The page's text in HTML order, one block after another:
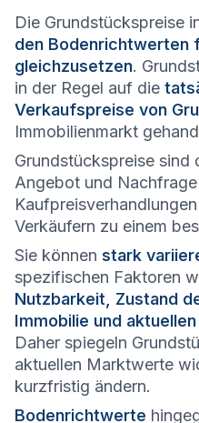
Die Grundstückspreise
den Bodenrichtwerten
gleichzusetzen.
in der Regel auf die
Verkaufspreise von
Immobilienmarkt
Grundstückspreise sind
Angebot und
Verkäufern zu einem
Sie können stark
spezifischen Faktoren
Nutzbarkeit, Zustand
Immobilie und
Daher spiegeln
aktuellen Marktwerte
kurzfristig ändern.
Bodenrichtwerte